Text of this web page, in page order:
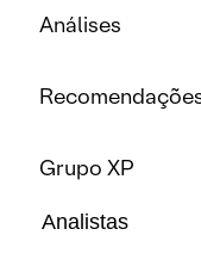
Análises
Grupo XP
Analistas